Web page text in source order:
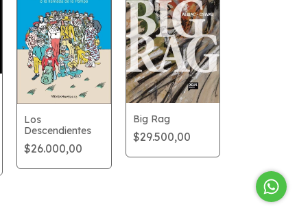
Los
Descendientes
$26.000,00
Big Rag
$29.500,00